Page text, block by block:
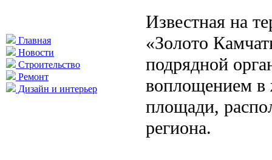
Главная
Новости
Строительство
Ремонт
Дизайн и интерьер
Известная на
«Золото
подрядной
воплощением в
площади,
региона.